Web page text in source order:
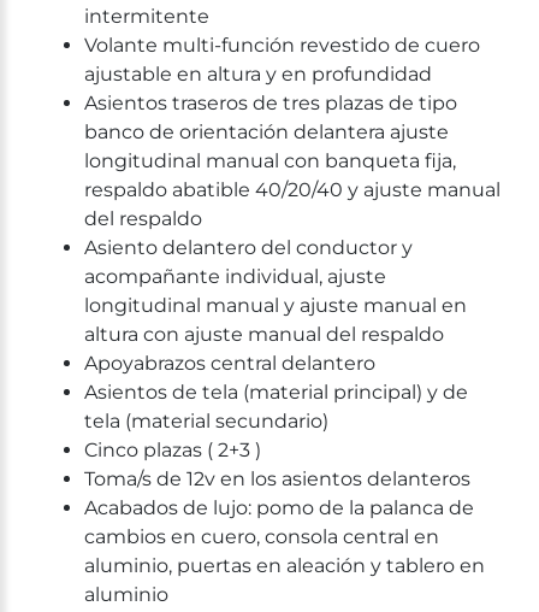
intermitente
Volante multi-función revestido de cuero
ajustable en altura y en profundidad
Asientos traseros de tres plazas de tipo
banco de orientación delantera ajuste
longitudinal manual con banqueta fija,
respaldo abatible 40/20/40 y ajuste manual
del respaldo
Asiento delantero del conductor y
acompañante individual, ajuste
longitudinal manual y ajuste manual en
altura con ajuste manual del respaldo
Apoyabrazos central delantero
Asientos de tela (material principal) y de
tela (material secundario)
Cinco plazas ( 2+3 )
Toma/s de 12v en los asientos delanteros
Acabados de lujo: pomo de la palanca de
cambios en cuero, consola central en
aluminio, puertas en aleación y tablero en
aluminio